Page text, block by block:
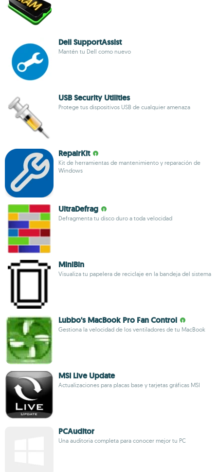
Dell SupportAssist
Mantén tu Dell como nuevo
USB Security Utilities
Protege tus dispositivos USB de cualquier amenaza
RepairKit
Kit de herramientas de mantenimiento y reparación de
Windows
UltraDefrag
Defragmenta tu disco duro a toda velocidad
MiniBin
Visualiza tu papelera de reciclaje en la bandeja del sistema
Lubbo's MacBook Pro Fan Control
Gestiona la velocidad de los ventiladores de tu MacBook
MSI Live Update
Actualizaciones para placas base y tarjetas gráficas MSI
PCAuditor
Una auditoria completa para conocer mejor tu PC